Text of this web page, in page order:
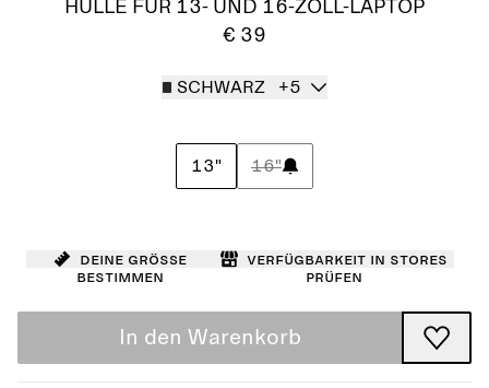
HÜLLE FÜR 13- UND 16-ZOLL-LAPTOP
€ 39
SCHWARZ +5
13" 16"
Deine Größe
bestimmen
Verfügbarkeit in Stores
prüfen
In den Warenkorb